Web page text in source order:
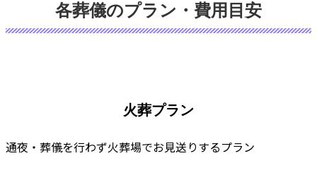
各葬儀のプラン・費用目安
火葬プラン
通夜・葬儀を行わず火葬場でお見送りするプラン